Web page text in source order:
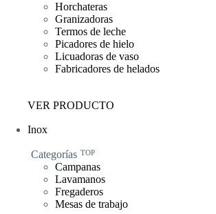
Horchateras
Granizadoras
Termos de leche
Picadores de hielo
Licuadoras de vaso
Fabricadores de helados
VER PRODUCTO
Inox
Categorías TOP
Campanas
Lavamanos
Fregaderos
Mesas de trabajo